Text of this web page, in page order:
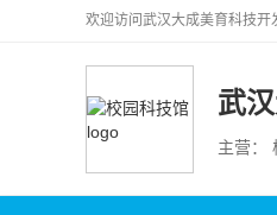
欢迎访问 武汉大成美育科技开
武
主营：